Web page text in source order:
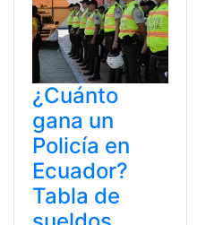
¿Cuánto
gana un
Policía en
Ecuador?
Tabla de